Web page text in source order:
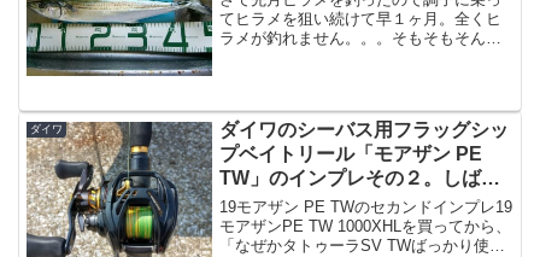
てヒラメを狙い続けて早１ヶ月。全くヒ
ラメが釣れません。。。そもそもそんな
同じで、ヒラメも狙わないと...
ダイワ
ダイワのシーバス用フラッグシッ
プベイトリール「モアザン PE
TW」のインプレその２。しばら
く使用した感想。
19モアザン PE TWのセカンドインプレ19
モアザンPE TW 1000XHLを買ってから、
「なぜかタトゥーラSV TWばっかり使